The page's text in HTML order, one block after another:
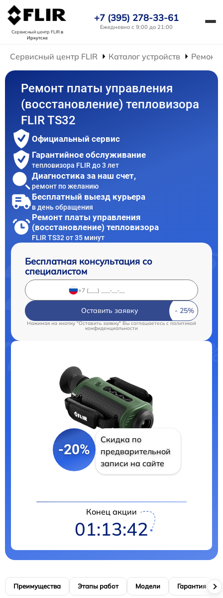
Сервисный центр FLIRв
Иркутске
+7 (395) 278-33-61
Ежедневно с 9:00 до 21:00
Сервисный центр FLIR Каталог устройств Ремонт
Ремонт платы управления
(восстановление) тепловизора
FLIR TS32
Официальный сервис
Гарантийное обслуживание
тепловизора FLIR до 3 лет
Диагностика за наш счет,
ремонт по желанию
Бесплатный выезд курьера
в день обращения
Ремонт платы управления
(восстановление) тепловизора
FLIR TS32 от 35 минут
Бесплатная консультация со
специалистом
Оставить заявку
Нажимая на кнопку "Оставить заявку" Вы соглашаетесь c политикой
конфиденциальности
-20%
Скидка по
предварительной
записи на сайте
Конец акции
01:13:41
Преимущества Этапы работ Модели Гарантия